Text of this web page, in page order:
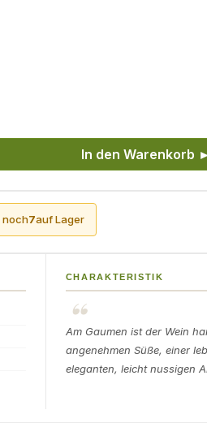
Wert
In den Warenkorb
noch7auf Lager
CHARAKTERISTIK
Am Gaumen ist der Wein
angenehmen Süße, einer
eleganten, leicht nussigen